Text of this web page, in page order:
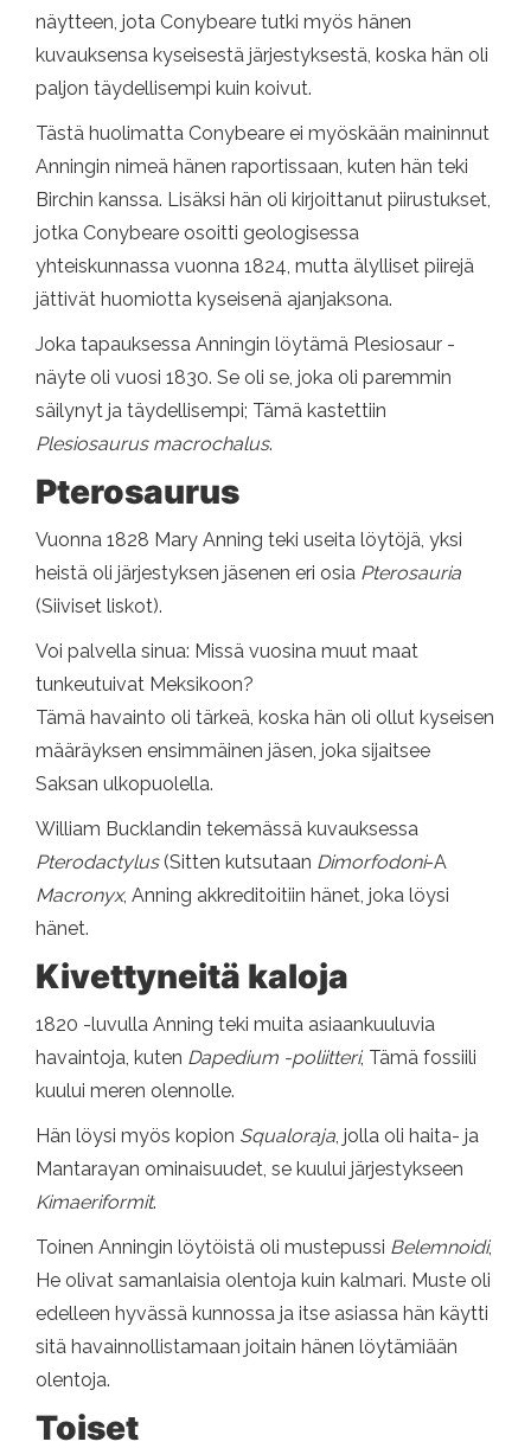
näytteen, jota Conybeare tutki myös hänen
kuvauksensa kyseisestä järjestyksestä, koska hän oli
paljon täydellisempi kuin koivut.
Tästä huolimatta Conybeare ei myöskään maininnut
Anningin nimeä hänen raportissaan, kuten hän teki
Birchin kanssa. Lisäksi hän oli kirjoittanut piirustukset,
jotka Conybeare osoitti geologisessa
yhteiskunnassa vuonna 1824, mutta älylliset piirejä
jättivät huomiotta kyseisenä ajanjaksona.
Joka tapauksessa Anningin löytämä Plesiosaur -
näyte oli vuosi 1830. Se oli se, joka oli paremmin
säilynyt ja täydellisempi; Tämä kastettiin
Plesiosaurus macrochalus.
Pterosaurus
Vuonna 1828 Mary Anning teki useita löytöjä, yksi
heistä oli järjestyksen jäsenen eri osia Pterosauria
(Siiviset liskot).
Voi palvella sinua: Missä vuosina muut maat
tunkeutuivat Meksikoon?
Tämä havainto oli tärkeä, koska hän oli ollut kyseisen
määräyksen ensimmäinen jäsen, joka sijaitsee
Saksan ulkopuolella.
William Bucklandin tekemässä kuvauksessa
Pterodactylus(Sitten kutsutaan Dimorfodoni-A
Macronyx, Anning akkreditoitiin hänet, joka löysi
hänet.
Kivettyneitä kaloja
1820 -luvulla Anning teki muita asiaankuuluvia
havaintoja, kuten Dapedium -poliitteri, Tämä fossiili
kuului meren olennolle.
Hän löysi myös kopion Squaloraja, jolla oli haita- ja
Mantarayan ominaisuudet, se kuului järjestykseen
Kimaeriformit.
Toinen Anningin löytöistä oli mustepussi Belemnoidi,
He olivat samanlaisia ​​olentoja kuin kalmari. Muste oli
edelleen hyvässä kunnossa ja itse asiassa hän käytti
sitä havainnollistamaan joitain hänen löytämiään
olentoja.
Toiset